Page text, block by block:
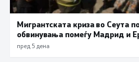
Мигрантската криза во Сеута
обвинувања помеѓу Мадрид и
пред 5 дена